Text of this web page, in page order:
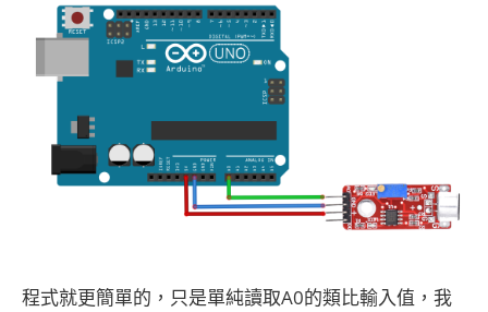
程式就更簡單的，只是單純讀取A0的類比輸入值，我